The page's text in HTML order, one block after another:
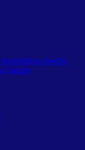
kosmetikou tianDe
TianDe